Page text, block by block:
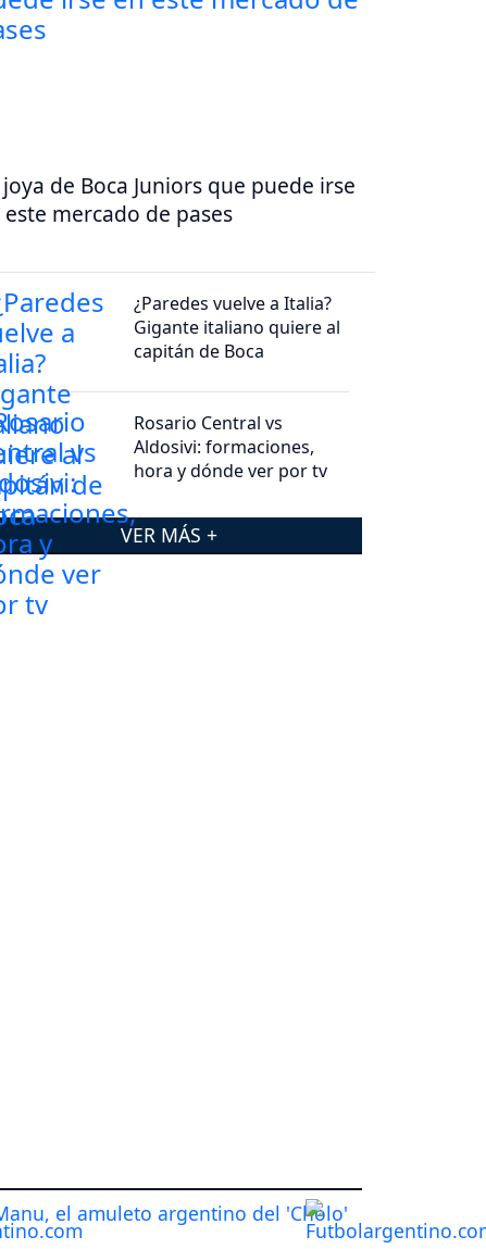
joya de Boca Juniors que puede irse
este mercado de pases
¿Paredes vuelve a Italia?
Gigante italiano quiere al
capitán de Boca
Rosario Central vs
Aldosivi: formaciones,
hora y dónde ver por tv
VER MÁS +